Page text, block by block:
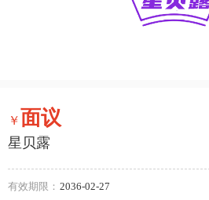
￥面议
星贝露
有效期限： 2036-02-27